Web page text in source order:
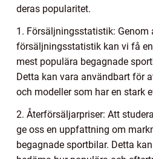
deras popularitet.
1. Försäljningsstatistik: Genom
försäljningsstatistik kan vi få
mest populära begagnade
Detta kan vara användbart för
och modeller som har en stark
2. Återförsäljarpriser: Att
ge oss en uppfattning om
begagnade sportbilar. Detta